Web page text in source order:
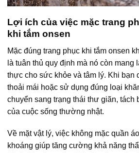
Lợi ích của việc mặc trang
khi tắm onsen
Mặc đúng trang phục khi tắm onsen
là tuân thủ quy định mà nó còn
thực cho sức khỏe và tâm lý. Khi bạn
thoải mái hoặc sử dụng đúng loại
chuyển sang trạng thái thư giãn, tách
của cuộc sống thường nhật.
Về mặt vật lý, việc không mặc quần
khoáng giúp tăng cường khả năng